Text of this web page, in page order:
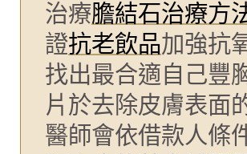
治療膽結石治療方
證抗老飲品加強抗
找出最合適自己豐
片於去除皮膚表面
醫師會依借款人條